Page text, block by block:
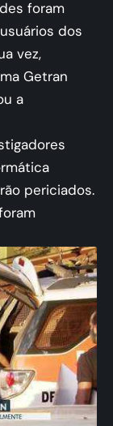
foram
dos
vez,
Getran
a
periciados.